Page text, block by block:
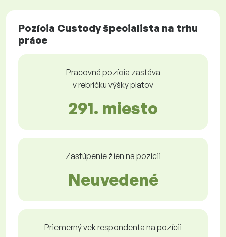
Pozícia Custody špecialista na trhu
práce
Pracovná pozícia zastáva
v rebríčku výšky platov
291. miesto
Zastúpenie žien na pozícii
Neuvedené
Priemerný vek respondenta na pozícii